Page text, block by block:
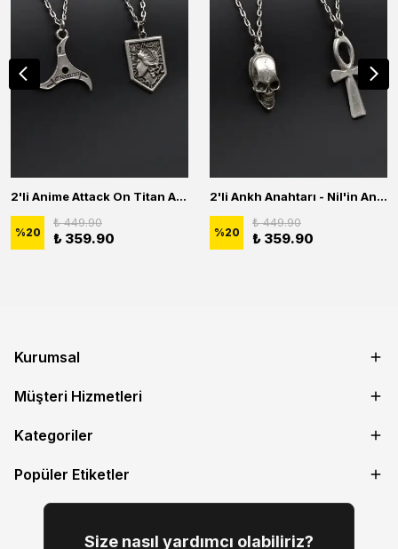
2'li Anime Attack On Titan Acrylic Maria Anime Naruto Erkek Kadın Kolye Seti
%20
₺ 449.90
₺ 359.90
2'li Ankh Anahtarı - Nil'in Anahtarı - Kuru Kafa Erkek Kadın Kolye Seti
%20
₺ 449.90
₺ 359.90
Kurumsal
Müşteri Hizmetleri
Kategoriler
Popüler Etiketler
Size nasıl yardımcı olabiliriz?